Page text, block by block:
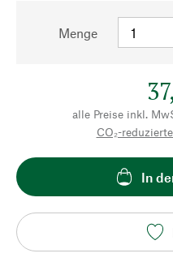
Menge
alle Preise inkl.
CO₂-
In